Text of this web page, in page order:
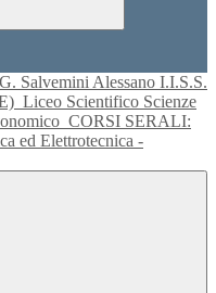
I.I.S.S.
Liceo Scientifico Scienze
CORSI SERALI:
ed Elettrotecnica -